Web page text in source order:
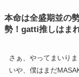
本命は全盛期並の
勢！gatti推しはま
さぁ、やってまいりま
いや、僕はまだ